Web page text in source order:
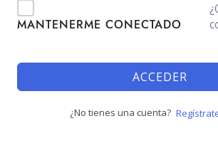
MANTENERME CONECTADO
ACCEDER
¿No tienes una cuenta?